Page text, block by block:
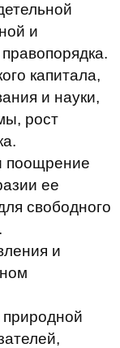
и
капитала,
и науки,
рост
поощрение
ее
свободного
и